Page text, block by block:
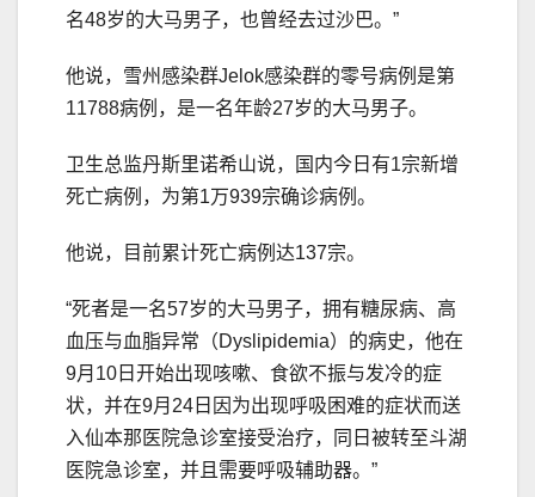
名48岁的大马男子，也曾经去过沙巴。”
他说，雪州感染群Jelok感染群的零号病例是第
11788病例，是一名年龄27岁的大马男子。
卫生总监丹斯里诺希山说，国内今日有1宗新增
死亡病例，为第1万939宗确诊病例。
他说，目前累计死亡病例达137宗。
“死者是一名57岁的大马男子，拥有糖尿病、高
血压与血脂异常（Dyslipidemia）的病史，他在
9月10日开始出现咳嗽、食欲不振与发冷的症
状，并在9月24日因为出现呼吸困难的症状而送
入仙本那医院急诊室接受治疗，同日被转至斗湖
医院急诊室，并且需要呼吸辅助器。”